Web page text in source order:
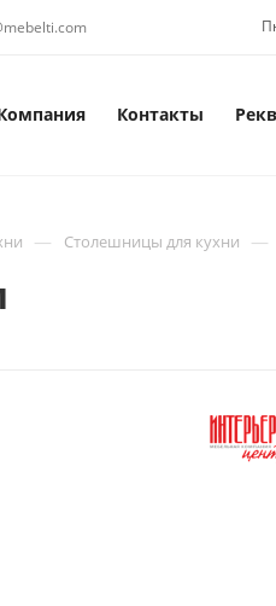
Контакты
— Столешницы для кухни —